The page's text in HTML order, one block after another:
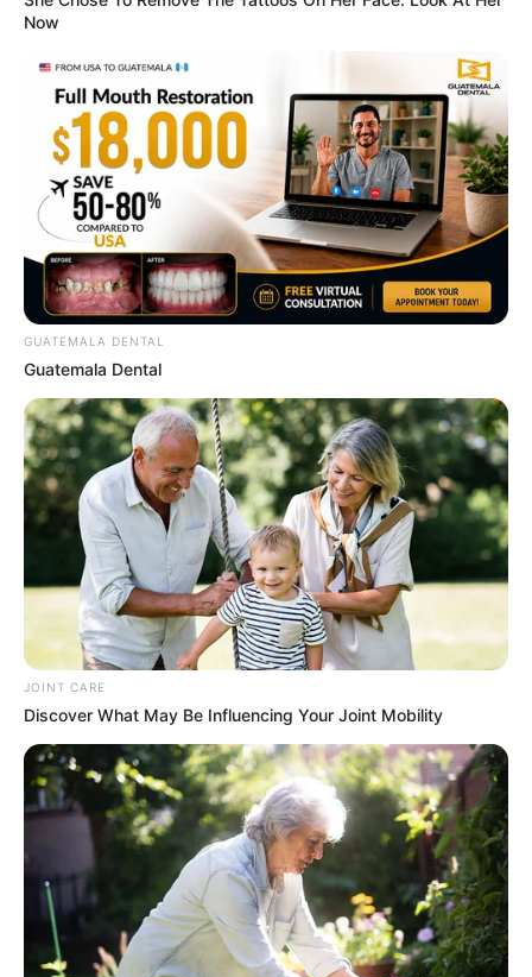
ดวงรายวัน 12 กันยายน 2565
12 ก.ย. 2022
ดวงรายวัน 10 กันยายน 2565
10 ก.ย. 2022
Now
GUATEMALA DENTAL
Guatemala Dental
JOINT CARE
Discover What May Be Influencing Your Joint Mobility